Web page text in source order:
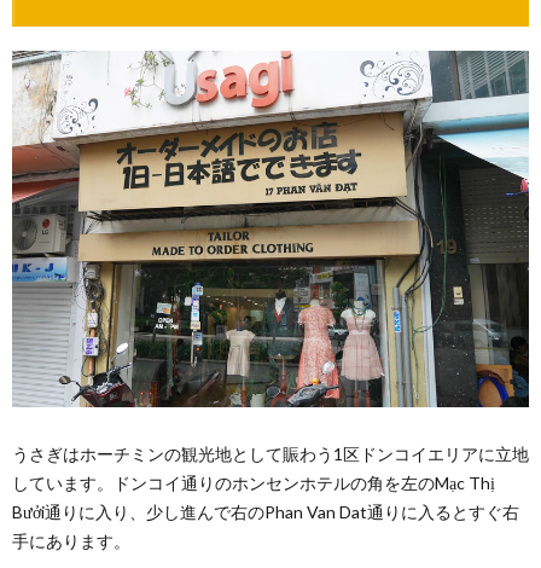
うさぎはホーチミンの観光地として賑わう1区ドンコイエリアに立地
しています。ドンコイ通りのホンセンホテルの角を左のMạc Thị
Bưởi通りに入り、少し進んで右のPhan Van Dat通りに入るとすぐ右
手にあります。